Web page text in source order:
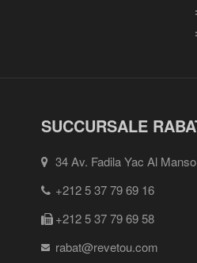
SUCCURSALE
34 Av. Fadila Yac Al
+212 5 37 79 69 16
+212 5 37 79 69 58
rabat@revetou.com